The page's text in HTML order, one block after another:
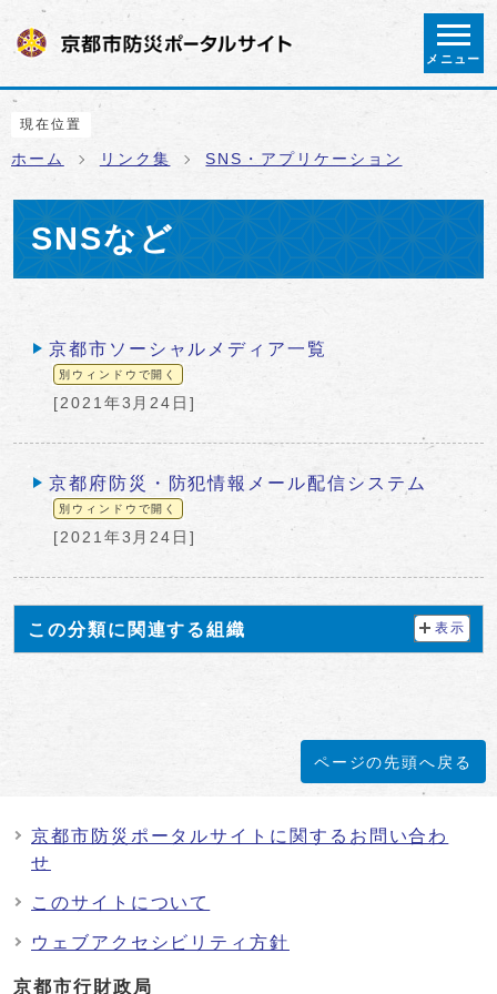
ページの先頭です
メニュー
ここから本文です
現在位置
ホーム リンク集 SNS・アプリケーション
SNSなど
メインメニュー
京都市ソーシャルメディア一覧
別ウィンドウで開く
[2021年3月24日]
京都府防災・防犯情報メール配信システム
別ウィンドウで開く
[2021年3月24日]
この分類に関連する組織 表示
ページの先頭へ戻る
京都市防災ポータルサイトに関するお問い合わ
せ
このサイトについて
ウェブアクセシビリティ方針
京都市行財政局